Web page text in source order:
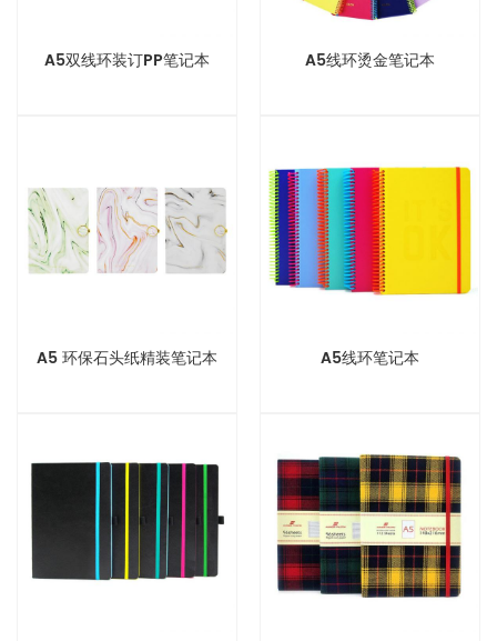
A5双线环装订PP笔记本 A5线环烫金笔记本
A5 环保石头纸精装笔记本 A5线环笔记本